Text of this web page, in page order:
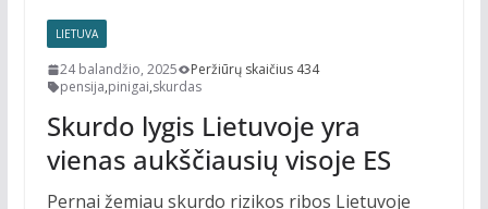
LIETUVA
24 balandžio, 2025
Peržiūrų skaičius 434
pensija,pinigai,skurdas
Skurdo lygis Lietuvoje yra
vienas aukščiausių visoje ES
Pernai žemiau skurdo rizikos ribos Lietuvoje